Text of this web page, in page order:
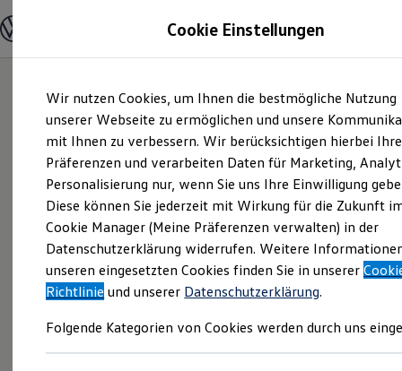
Hauptinhalt
springen
Footer
springen
Modelle und Konfigurator
Modelle vergleichen
Elektroautos
ENERGY Sondermodelle
Nutzfahrzeuge
SUV und CUV
Familienautos
Kombis
Kompaktwagen
Sportwagen
Schnell verfügbare Fahrzeuge
Angebote und Produkte
Aktuelle Angebote
E-Auto-Förderung
Volkswagen Marktplatz
Junge Gebrauchtwagen und Gebrauchtwagen
Cookie Einstellungen
Wir nutzen Cookies, um Ihnen die bestmögliche Nutzung
unserer Webseite zu ermöglichen und unsere
mit Ihnen zu verbessern. Wir berücksichtigen hierbei Ihre
Präferenzen und verarbeiten Daten für Marketing,
Personalisierung nur, wenn Sie uns Ihre Einwilligung
Diese können Sie jederzeit mit Wirkung für die Zukunft
Cookie Manager (Meine Präferenzen verwalten) in der
Datenschutzerklärung widerrufen. Weitere
unseren eingesetzten Cookies finden Sie in unserer
Richtlinie und unserer Datenschutzerklärung.
Folgende Kategorien von Cookies werden durch uns